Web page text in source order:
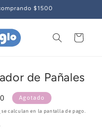
$1500
Carrito
de Pañales
Agotado
se calculan en la pantalla de pago.